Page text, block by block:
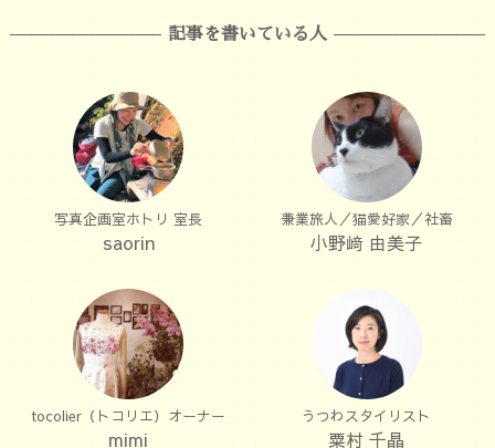
記事を書いている人
写真企画室ホトリ 室長
saorin
兼業旅人／猫愛好家／社畜
小野﨑 由美子
tocolier（トコリエ）オーナー
mimi
うつわスタイリスト
粟村 千晶